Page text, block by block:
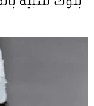
بلوك شبيه